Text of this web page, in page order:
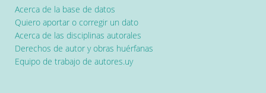
Acerca de la base de datos
Quiero aportar o corregir un dato
Acerca de las disciplinas autorales
Derechos de autor y obras huérfanas
Equipo de trabajo de autores.uy